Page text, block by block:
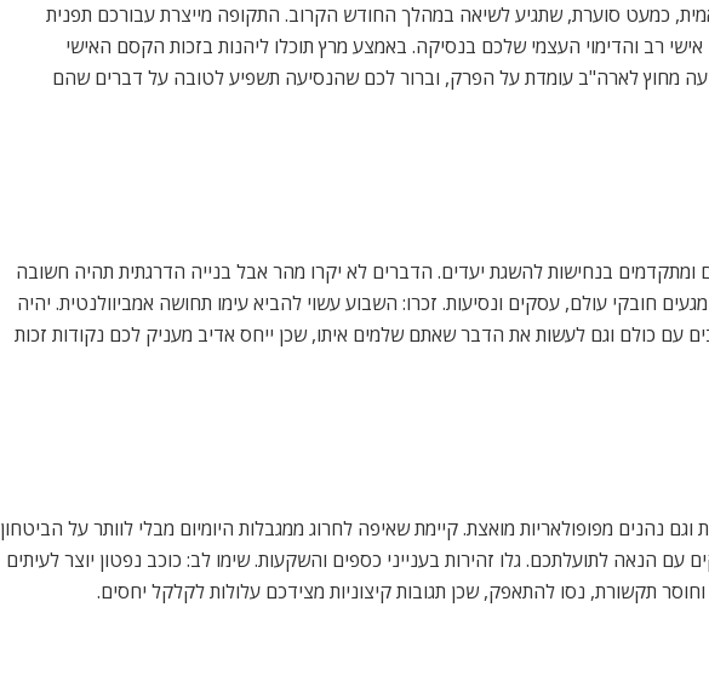
כמעט סוערת, שתגיע לשיאה במהלך החודש הקרוב. התקופה מייצרת עבורכם תפנית
רב והדימוי העצמי שלכם בנסיקה. באמצע מרץ תוכלו ליהנות בזכות הקסם האישי
מחוץ לארה"ב עומדת על הפרק, וברור לכם שהנסיעה תשפיע לטובה על דברים שהם
ומתקדמים בנחישות להשגת יעדים. הדברים לא יקרו מהר אבל בנייה הדרגתית תהיה חשובה
חובקי עולם, עסקים ונסיעות. זכרו: השבוע עשוי להביא עימו תחושה אמביוולנטית. יהיה
עם כולם וגם לעשות את הדבר שאתם שלמים איתו, שכן ייחס אדיב מעניק לכם נקודות זכות
נהנים מפופולאריות מואצת. קיימת שאיפה לחרוג ממגבלות היומיום מבלי לוותר על הביטחון
הנאה לתועלתכם. גלו זהירות בענייני כספים והשקעות. שימו לב: כוכב נפטון יוצר לעיתים
תקשורת, נסו להתאפק, שכן תגובות קיצוניות מצידכם עלולות לקלקל יחסים.